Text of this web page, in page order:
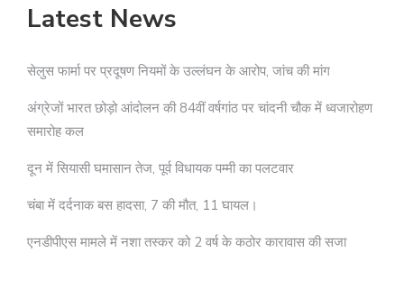
Latest News
सेलुस फार्मा पर प्रदूषण नियमों के उल्लंघन के आरोप, जांच की मांग
अंग्रेजों भारत छोड़ो आंदोलन की 84वीं वर्षगांठ पर चांदनी चौक में ध्वजारोहण
समारोह कल
दून में सियासी घमासान तेज, पूर्व विधायक पम्मी का पलटवार
चंबा में दर्दनाक बस हादसा, 7 की मौत, 11 घायल।
एनडीपीएस मामले में नशा तस्कर को 2 वर्ष के कठोर कारावास की सजा